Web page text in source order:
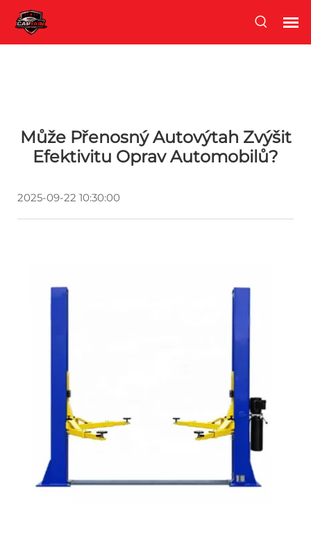
Může Přenosný Autovýtah Zvýšit
Efektivitu Oprav Automobilů?
2025-09-22 10:30:00